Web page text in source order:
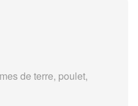
de terre, poulet,